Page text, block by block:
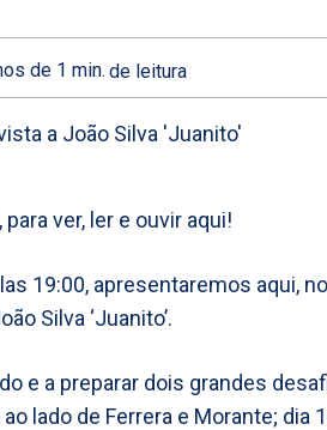
de 1 min. de leitura
para ver, ler e ouvir aqui!
19:00, apresentaremos aqui,
Silva ‘Juanito’.
e a preparar dois grandes
lado de Ferrera e Morante; dia